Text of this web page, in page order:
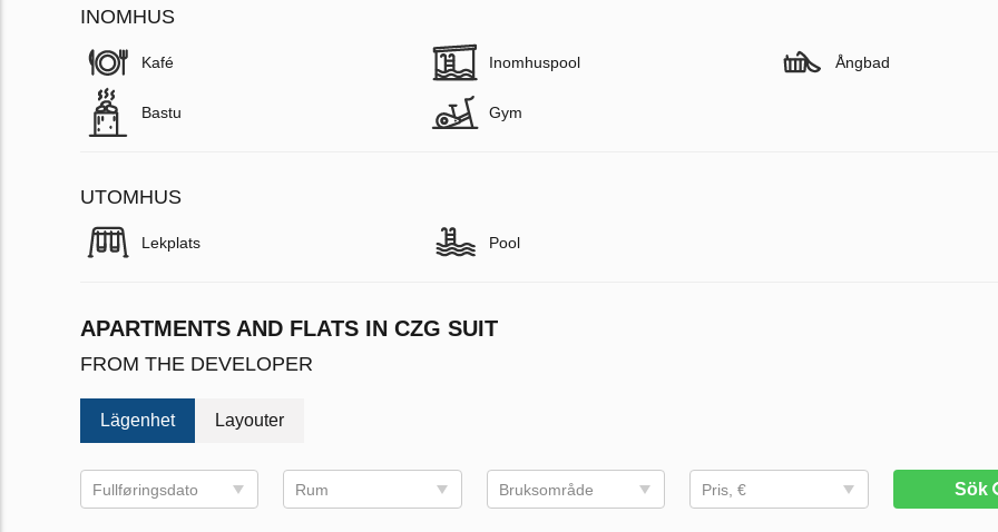
INOMHUS
Kafé Inomhuspool Ångbad
Bastu Gym
UTOMHUS
Lekplats Pool
APARTMENTS AND FLATS IN CZG SUIT
FROM THE DEVELOPER
Lägenhet Layouter
Fullføringsdato Rum Bruksområde Pris, € Sök